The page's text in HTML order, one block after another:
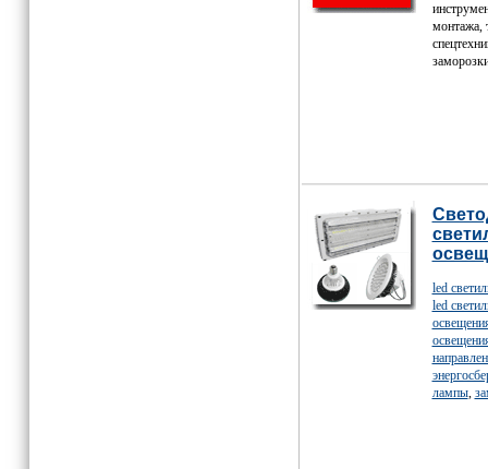
монтажа,
led
led
лампы,